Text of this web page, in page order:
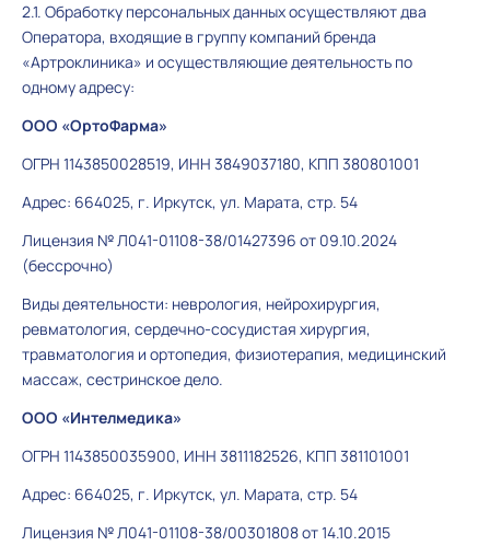
2.1. Обработку персональных данных осуществляют два
Оператора, входящие в группу компаний бренда
«Артроклиника» и осуществляющие деятельность по
одному адресу:
ООО «ОртоФарма»
ОГРН 1143850028519, ИНН 3849037180, КПП 380801001
Адрес: 664025, г. Иркутск, ул. Марата, стр. 54
Лицензия № Л041-01108-38/01427396 от 09.10.2024
(бессрочно)
Виды деятельности: неврология, нейрохирургия,
ревматология, сердечно-сосудистая хирургия,
травматология и ортопедия, физиотерапия, медицинский
массаж, сестринское дело.
ООО «Интелмедика»
ОГРН 1143850035900, ИНН 3811182526, КПП 381101001
Адрес: 664025, г. Иркутск, ул. Марата, стр. 54
Лицензия № Л041-01108-38/00301808 от 14.10.2015